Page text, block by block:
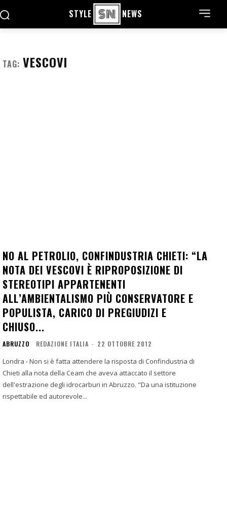
STYLE NEWS
TAG: VESCOVI
NO AL PETROLIO, CONFINDUSTRIA CHIETI: “LA
NOTA DEI VESCOVI È RIPROPOSIZIONE DI
STEREOTIPI APPARTENENTI
ALL’AMBIENTALISMO PIÙ CONSERVATORE E
POPULISTA, CARICO DI PREGIUDIZI E
CHIUSO...
ABRUZZO REDAZIONE ITALIA - 22 OTTOBRE 2012
Londra - Non si è fatta attendere la risposta di Confindustria di
Chieti alla nota della Ceam che aveva attaccato il settore
dell'estrazione degli idrocarburi in Abruzzo. "Da una istituzione
rispettabile ed autorevole...